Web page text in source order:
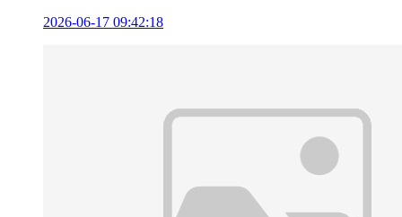
2026-06-17 09:42:18